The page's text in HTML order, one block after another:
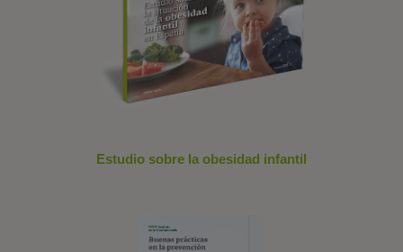
Estudio sobre la obesidad infantil